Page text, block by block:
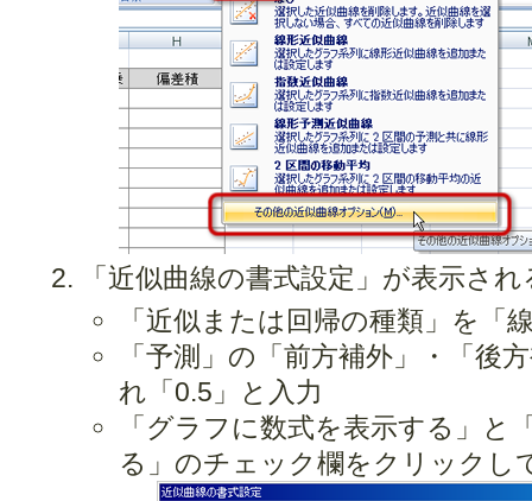
「近似曲線の書式設定」が表示さ
「近似または回帰の種類」を「
「予測」の「前方補外」・「後
れ「0.5」と入力
「グラフに数式を表示する」と
る」のチェック欄をクリックし